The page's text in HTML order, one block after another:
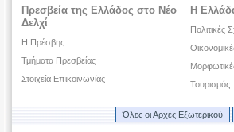
Πρεσβεία της Ελλάδος στο Νέο
Δελχί
Η Πρέσβης
Τμήματα Πρεσβείας
Στοιχεία Επικοινωνίας
Η
Πολιτικές
Τουρισμός
Όλες οι Αρχές Εξωτερικού